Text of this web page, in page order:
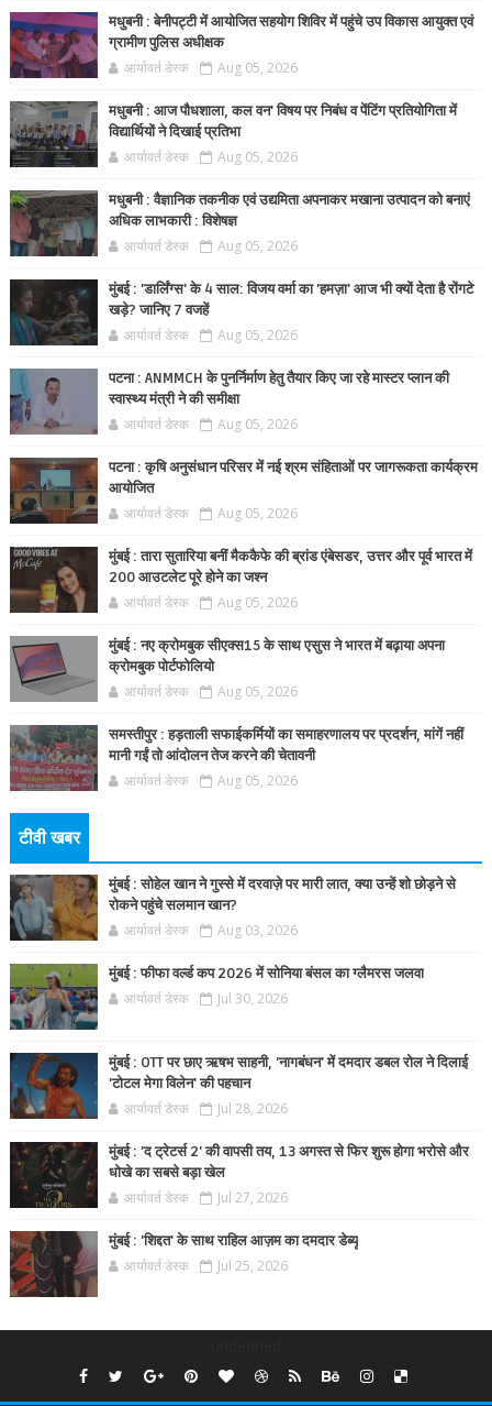
मधुबनी : बेनीपट्टी में आयोजित सहयोग शिविर में पहुंचे उप विकास आयुक्त एवं
ग्रामीण पुलिस अधीक्षक
आर्यावर्त डेस्क Aug 05, 2026
मधुबनी : आज पौधशाला, कल वन' विषय पर निबंध व पेंटिंग प्रतियोगिता में
विद्यार्थियों ने दिखाई प्रतिभा
आर्यावर्त डेस्क Aug 05, 2026
मधुबनी : वैज्ञानिक तकनीक एवं उद्यमिता अपनाकर मखाना उत्पादन को बनाएं
अधिक लाभकारी : विशेषज्ञ
आर्यावर्त डेस्क Aug 05, 2026
मुंबई : 'डार्लिंग्स' के 4 साल: विजय वर्मा का 'हमज़ा' आज भी क्यों देता है रोंगटे
खड़े? जानिए 7 वजहें
आर्यावर्त डेस्क Aug 05, 2026
पटना : ANMMCH के पुनर्निर्माण हेतु तैयार किए जा रहे मास्टर प्लान की
स्वास्थ्य मंत्री ने की समीक्षा
आर्यावर्त डेस्क Aug 05, 2026
पटना : कृषि अनुसंधान परिसर में नई श्रम संहिताओं पर जागरूकता कार्यक्रम
आयोजित
आर्यावर्त डेस्क Aug 05, 2026
मुंबई : तारा सुतारिया बनीं मैककैफे की ब्रांड एंबेसडर, उत्तर और पूर्व भारत में
200 आउटलेट पूरे होने का जश्न
आर्यावर्त डेस्क Aug 05, 2026
मुंबई : नए क्रोमबुक सीएक्स15 के साथ एसुस ने भारत में बढ़ाया अपना
क्रोमबुक पोर्टफोलियो
आर्यावर्त डेस्क Aug 05, 2026
समस्तीपुर : हड़ताली सफाईकर्मियों का समाहरणालय पर प्रदर्शन, मांगें नहीं
मानी गईं तो आंदोलन तेज करने की चेतावनी
आर्यावर्त डेस्क Aug 05, 2026
टीवी खबर
मुंबई : सोहेल खान ने गुस्से में दरवाज़े पर मारी लात, क्या उन्हें शो छोड़ने से
रोकने पहुंचे सलमान खान?
आर्यावर्त डेस्क Aug 03, 2026
मुंबई : फीफा वर्ल्ड कप 2026 में सोनिया बंसल का ग्लैमरस जलवा
आर्यावर्त डेस्क Jul 30, 2026
मुंबई : OTT पर छाए ऋषभ साहनी, 'नागबंधन' में दमदार डबल रोल ने दिलाई
'टोटल मेगा विलेन' की पहचान
आर्यावर्त डेस्क Jul 28, 2026
मुंबई : 'द ट्रेटर्स 2' की वापसी तय, 13 अगस्त से फिर शुरू होगा भरोसे और
धोखे का सबसे बड़ा खेल
आर्यावर्त डेस्क Jul 27, 2026
मुंबई : 'शिद्दत' के साथ राहिल आज़म का दमदार डेब्यू
आर्यावर्त डेस्क Jul 25, 2026